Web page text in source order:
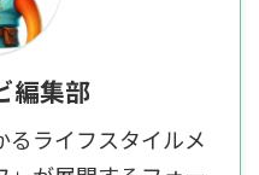
編集部
るライフスタイルメ